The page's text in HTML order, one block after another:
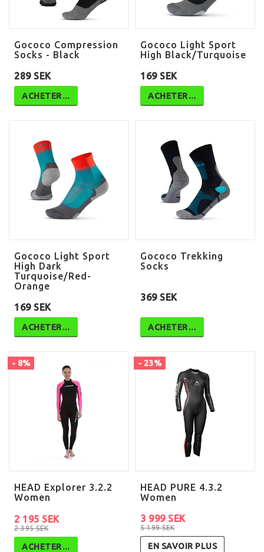
Gococo Compression
Socks - Black
289 SEK
ACHETER…
Gococo Light Sport
High Black/Turquoise
169 SEK
ACHETER…
Gococo Light Sport
High Dark
Turquoise/Red-
Orange
169 SEK
ACHETER…
Gococo Trekking
Socks
369 SEK
ACHETER…
- 8%
HEAD Explorer 3.2.2
Women
2 395 SEK
2 195 SEK
ACHETER…
- 23%
HEAD PURE 4.3.2
Women
5 199 SEK
3 999 SEK
EN SAVOIR PLUS